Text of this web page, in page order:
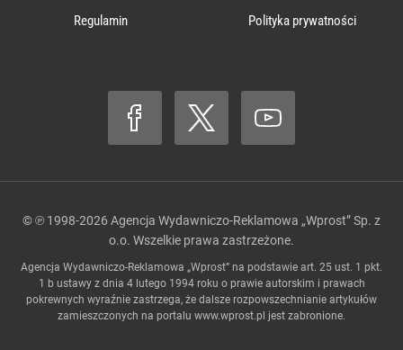
Regulamin
Polityka prywatności
© ℗ 1998-2026 Agencja Wydawniczo-Reklamowa „Wprost” Sp. z
o.o. Wszelkie prawa zastrzeżone.
Agencja Wydawniczo-Reklamowa „Wprost” na podstawie art. 25 ust. 1 pkt.
1 b ustawy z dnia 4 lutego 1994 roku o prawie autorskim i prawach
pokrewnych wyraźnie zastrzega, że dalsze rozpowszechnianie artykułów
zamieszczonych na portalu www.wprost.pl jest zabronione.